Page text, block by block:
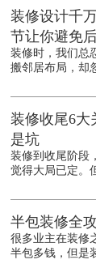
装修设计千
节让你避免
装修时，我们总
搬邻居布局，却
装修收尾6大
是坑
装修到收尾阶段
觉得大局已定。
半包装修全
很多业主在装修
半包多钱，但是